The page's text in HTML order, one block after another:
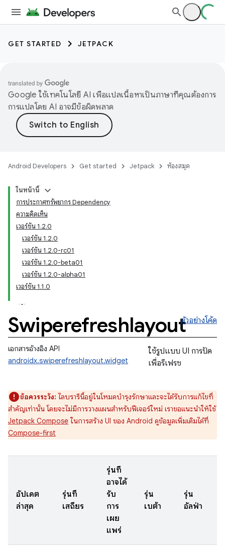
GET STARTED JETPACK
Google ใช้เทคโนโลยี AI เพื่อแปลเนื้อหาเป็นภาษาที่คุณต้องการ
การแปลโดย AI อาจมีข้อผิดพลาด
Android Developers Get started Jetpack ห้องสมุด
ในหน้านี้
การประกาศทรัพยากร Dependency
ความคิดเห็น
เวอร์ชัน 1.2.0
เวอร์ชัน 1.2.0
เวอร์ชัน 1.2.0-rc01
เวอร์ชัน 1.2.0-beta01
เวอร์ชัน 1.2.0-alpha01
เวอร์ชัน 1.1.0
Swiperefreshlayoutตัวอย่างโค้ด
เอกสารอ้างอิง API
androidx.swiperefreshlayout.widget
ใช้รูปแบบ UI การปัด
เพื่อรีเฟรช
ข้อควรระวัง: ไลบรารีนี้อยู่ในโหมดบำรุงรักษาและจะได้รับการแก้ไขที่
สำคัญเท่านั้น โดยจะไม่มีการวางแผนสำหรับฟีเจอร์ใหม่ เราขอแนะนำให้ใช้
Jetpack Composeในการสร้าง UI ของ Android ดูข้อมูลเพิ่มเติมได้ที่
Compose-first
อัปเดต
ล่าสุด
รุ่นที่
เสถียร
รุ่นที่
อาจได้
รับ
การ
เผย
แพร่
รุ่น
เบต้า
รุ่น
อัลฟ่า